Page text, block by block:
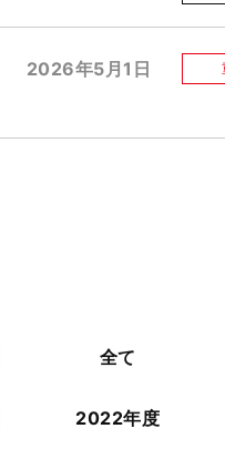
2026年5月1日
全て
2022年度